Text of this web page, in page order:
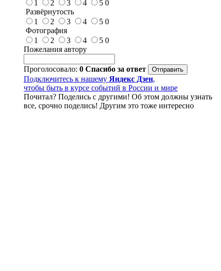
1
2 3 4 5 0
Развёрнутость
1
2 3 4 5 0
Фотография
1
2 3 4 5 0
Пожелания автору
Проголосовало: 0 Спасибо за ответ
Подключитесь к нашему Яндекс Дзен,
чтобы быть в курсе событий в России и мире
Почитал? Поделись с другими! Об этом должны узнать
все, срочно поделись! Другим это тоже интересно